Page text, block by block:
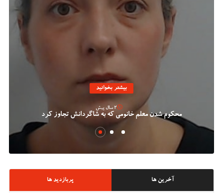
بیشتر بخوانید
محکوم شدن معلم خانومی که به شاگردانش تجاوز کرد
2 سال پیش
پربازدید ها آخرین ها